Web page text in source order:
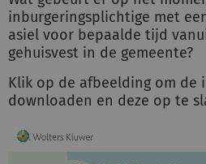
Juridisch advies
Inloggen op de kennisbank
inburgeringsplichtige met
asiel voor bepaalde tijd
gehuisvest in de gemeente?
Klik op de afbeelding om de
downloaden en deze op te